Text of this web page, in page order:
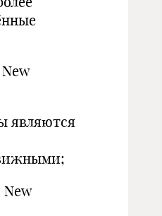
являются
New